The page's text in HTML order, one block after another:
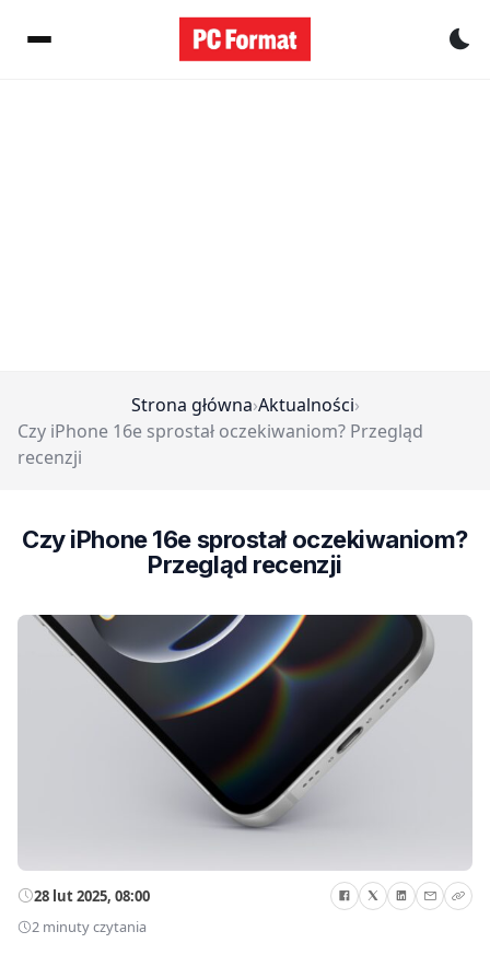
Strona główna›Aktualności›
Czy iPhone 16e sprostał oczekiwaniom? Przegląd
recenzji
Czy iPhone 16e sprostał oczekiwaniom?
Przegląd recenzji
28 lut 2025, 08:00
2 minuty czytania